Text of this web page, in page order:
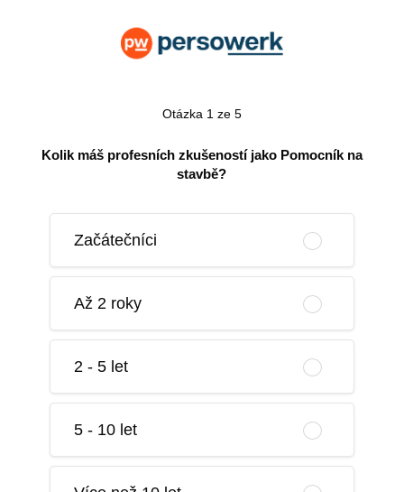
Otázka 1 ze 5
Kolik máš profesních zkušeností jako Pomocník na
stavbě?
Začátečníci
Až 2 roky
2 - 5 let
5 - 10 let